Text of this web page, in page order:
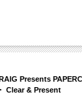
Presents
Clear & Present